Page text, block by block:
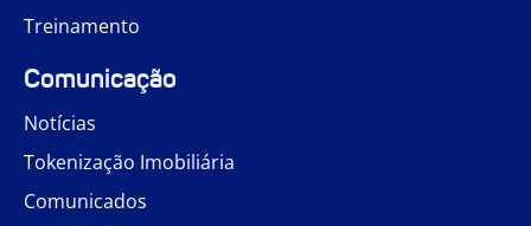
Treinamento
Comunicação
Notícias
Tokenização Imobiliária
Comunicados